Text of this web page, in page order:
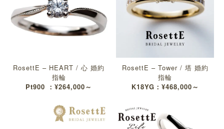
RosettE – HEART / 心 婚約
指輪
Pt900 ：¥264,000～
RosettE – Tower / 塔 婚約
指輪
K18YG：¥468,000～